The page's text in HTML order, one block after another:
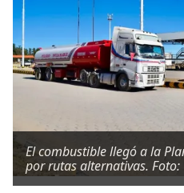
El combustible llegó a la
por rutas alternativas. Foto: